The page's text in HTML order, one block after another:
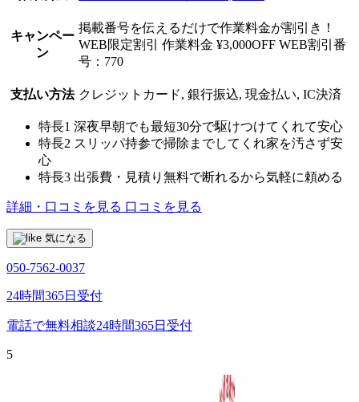
キャンペー
ン
掲載番号を伝えるだけで作業料金が割引き！
WEB限定割引 作業料金 ¥3,000OFF WEB割引番
号：770
支払い方法 クレジットカード, 銀行振込, 現金払い, IC決済
特長1 深夜早朝でも最短30分で駆けつけてくれて安心
特長2 スリッパ持参で掃除までしてくれ家を汚さず安
心
特長3 出張費・見積り無料で断れるから気軽に頼める
詳細・口コミを見る 口コミを見る
気になる
050-7562-0037
24時間365日受付
電話で無料相談24時間365日受付
5